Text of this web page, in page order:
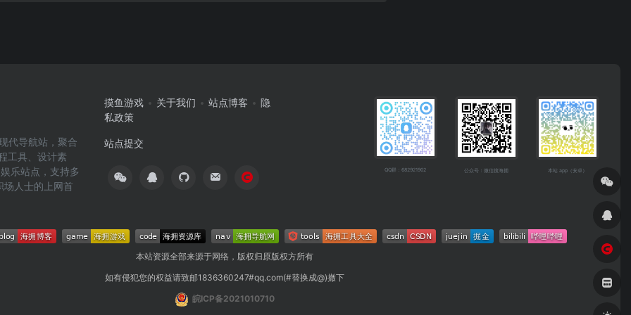
代导航站，聚合
工具、设计素
乐站点，支持多
场人士的上网首
摸鱼游戏 关于我们 站点博客
隐
私政策
站点提交
QQ群：682921902 公众号：微信搜海拥 本站 app（安卓）
本站资源全部来源于网络，版权归原版权方所有
如有侵犯您的权益请致邮1836360247#qq.com(#替换成@)撤下
皖ICP备2021010710